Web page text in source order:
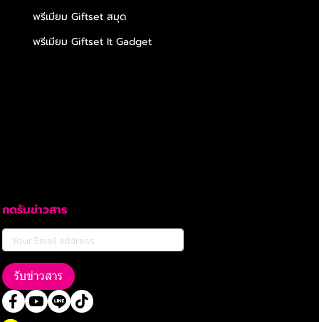
พรีเมียม Giftset สมุด
พรีเมียม Giftset It Gadget
กดรับข่าวสาร
รับข่าวสาร